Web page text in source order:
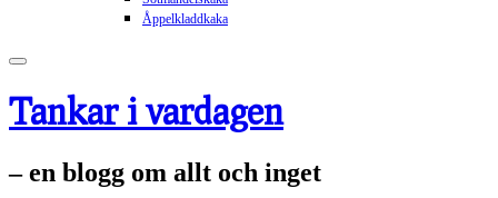
Åppelkladdkaka
Tankar i vardagen
– en blogg om allt och inget